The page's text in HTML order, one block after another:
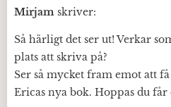
Mirjam skriver:
Så härligt det ser ut! Verkar
plats att skriva på?
Ser så mycket fram emot att
Ericas nya bok. Hoppas du får